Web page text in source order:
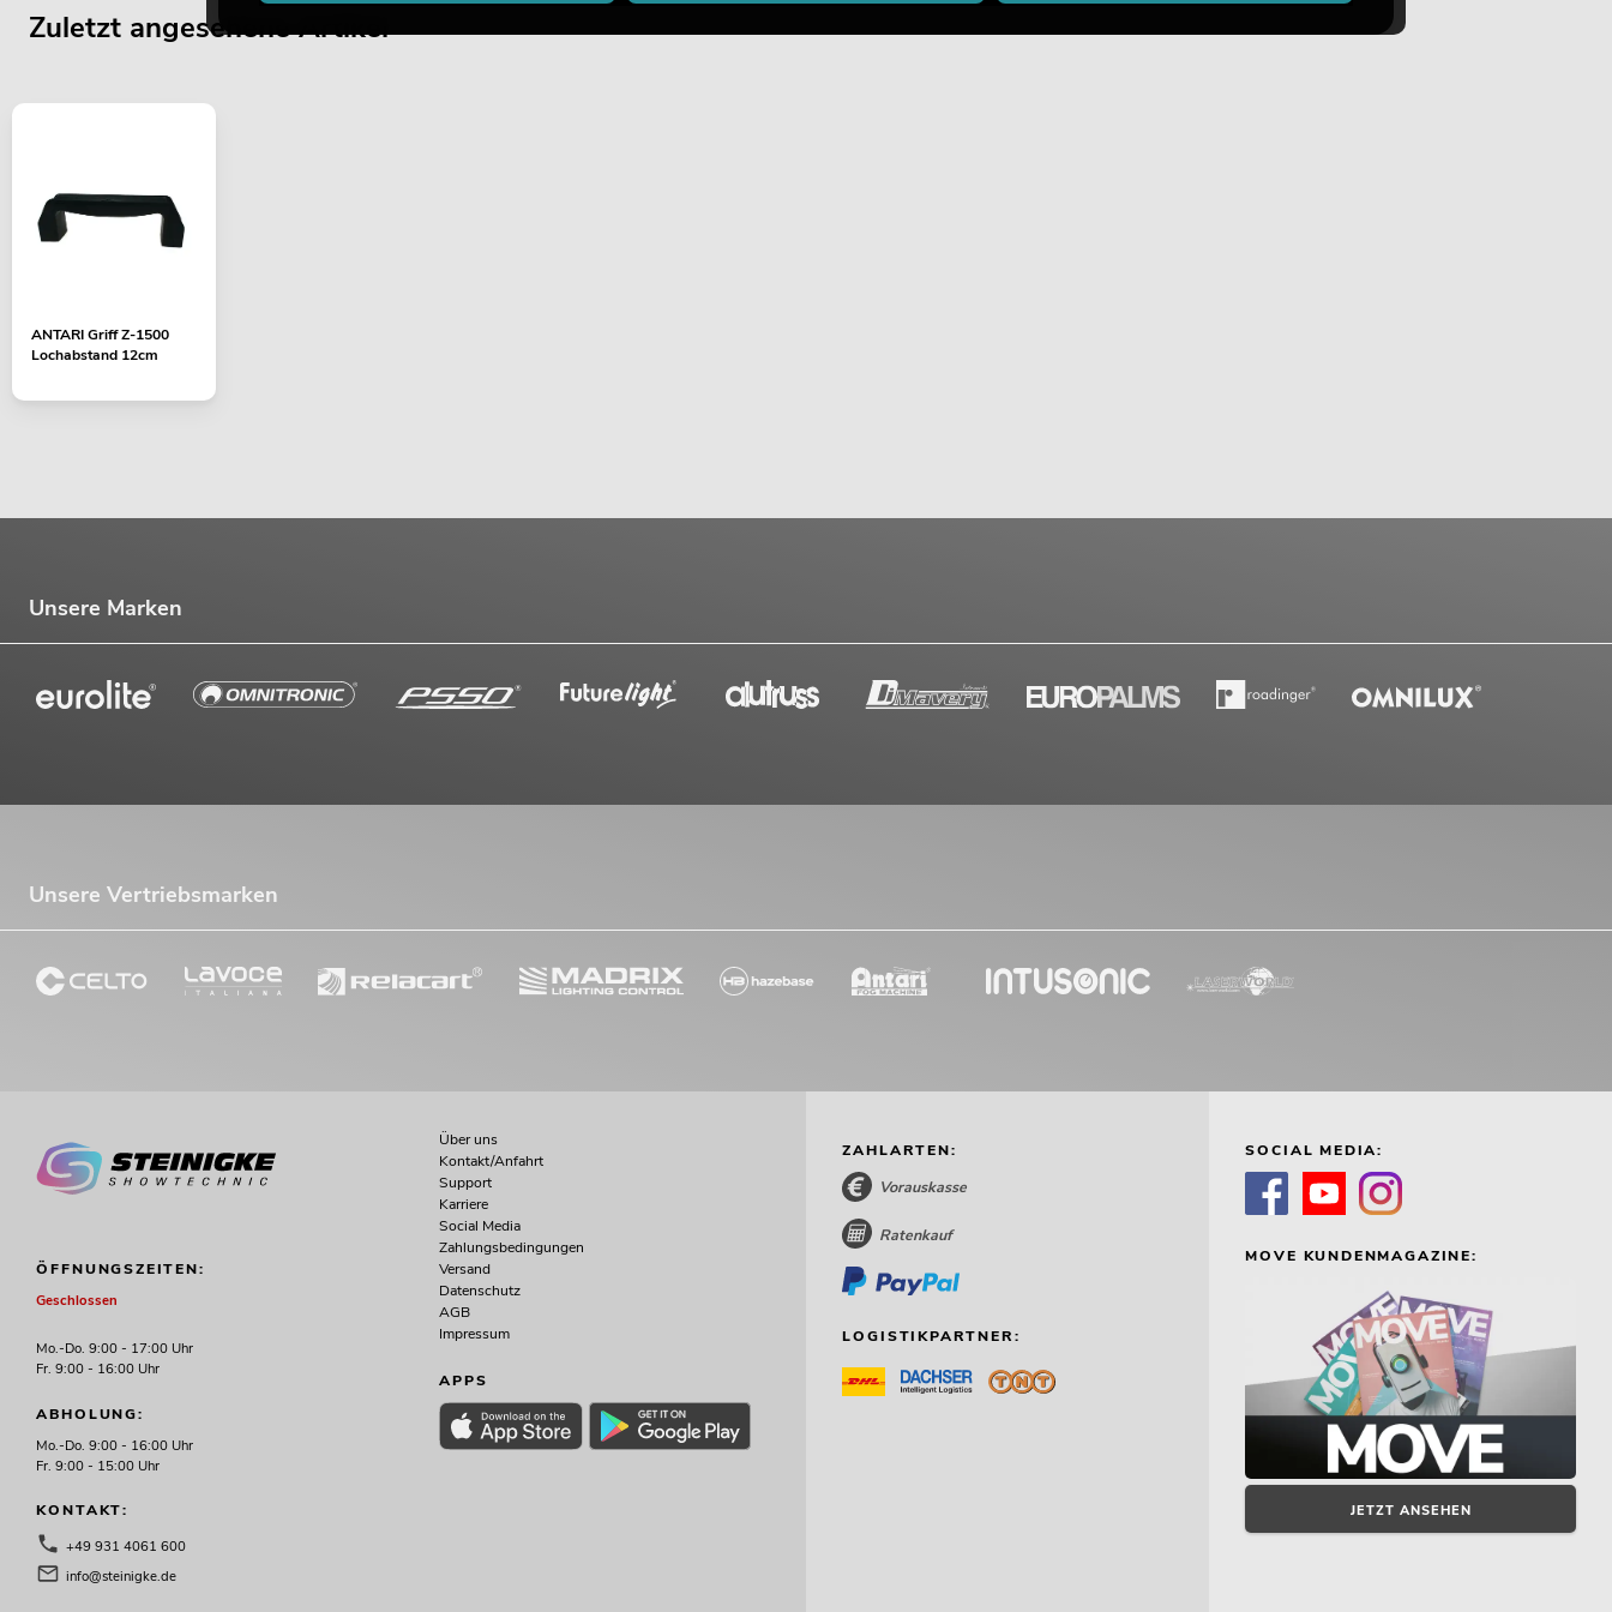
Zuletzt angesehene Artikel
ANTARI Griff Z-1500
Lochabstand 12cm
Unsere Marken
Unsere Vertriebsmarken
ÖFFNUNGSZEITEN:
Geschlossen
Mo.-Do. 9:00 - 17:00 Uhr
Fr. 9:00 - 16:00 Uhr
ABHOLUNG:
Mo.-Do. 9:00 - 16:00 Uhr
Fr. 9:00 - 15:00 Uhr
KONTAKT:
+49 931 4061 600
info@steinigke.de
Über uns
Kontakt/Anfahrt
Support
Karriere
Social Media
Zahlungsbedingungen
Versand
Datenschutz
AGB
Impressum
APPS
ZAHLARTEN:
Vorauskasse
Ratenkauf
LOGISTIKPARTNER:
SOCIAL MEDIA:
MOVE KUNDENMAGAZINE:
JETZT ANSEHEN